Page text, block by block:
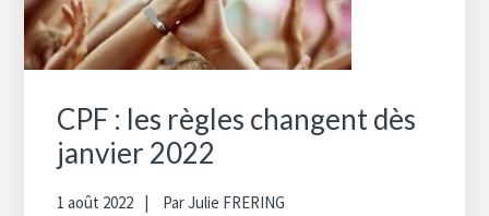
CPF : les règles changent dès
janvier 2022
1 août 2022 ParJulie FRERING